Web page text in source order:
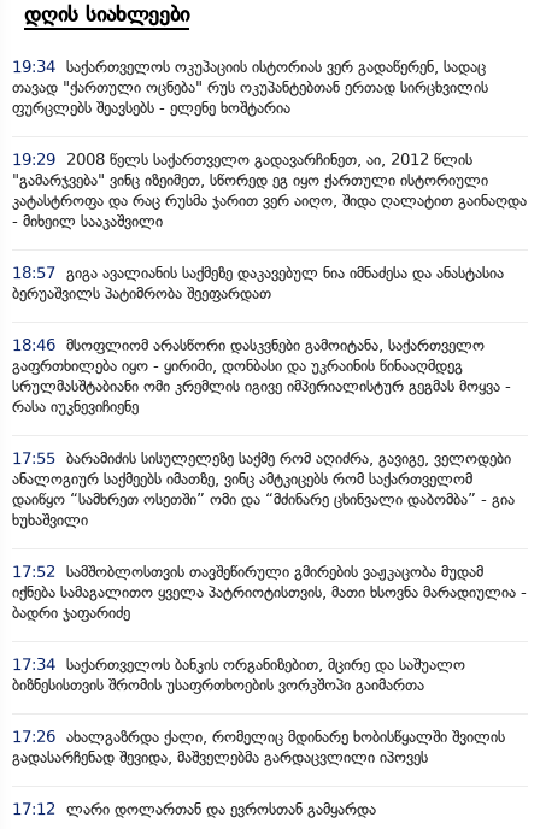
დღის სიახლეები
19:34 საქართველოს ოკუპაციის ისტორიას ვერ გადაწერენ, სადაც
თავად "ქართული ოცნება" რუს ოკუპანტებთან ერთად სირცხვილის
ფურცლებს შეავსებს - ელენე ხოშტარია
19:29
2008 წელს საქართველო გადავარჩინეთ, აი, 2012 წლის
"გამარჯვება" ვინც იზეიმეთ, სწორედ ეგ იყო ქართული ისტორიული
კატასტროფა და რაც რუსმა ჯარით ვერ აიღო, შიდა ღალატით გაინაღდა
- მიხეილ სააკაშვილი
18:57 გიგა ავალიანის საქმეზე დაკავებულ ნია იმნაძესა და ანასტასია
ბერუაშვილს პატიმრობა შეეფარდათ
18:46 მსოფლიომ არასწორი დასკვნები გამოიტანა, საქართველო
გაფრთხილება იყო - ყირიმი, დონბასი და უკრაინის წინააღმდეგ
სრულმასშტაბიანი ომი კრემლის იგივე იმპერიალისტურ გეგმას მოყვა -
რასა იუკნევიჩიენე
17:55 ბარამიძის სისულელეზე საქმე რომ აღიძრა, გავიგე, ველოდები
ანალოგიურ საქმეებს იმათზე, ვინც ამტკიცებს რომ საქართველომ
დაიწყო “სამხრეთ ოსეთში” ომი და “მძინარე ცხინვალი დაბომბა” - გია
ხუხაშვილი
17:52 სამშობლოსთვის თავშეწირული გმირების ვაჟკაცობა მუდამ
იქნება სამაგალითო ყველა პატრიოტისთვის, მათი ხსოვნა მარადიულია -
ბადრი ჯაფარიძე
17:34 საქართველოს ბანკის ორგანიზებით, მცირე და საშუალო
ბიზნესისთვის შრომის უსაფრთხოების ვორკშოპი გაიმართა
17:26 ახალგაზრდა ქალი, რომელიც მდინარე ხობისწყალში შვილის
გადასარჩენად შევიდა, მაშველებმა გარდაცვლილი იპოვეს
17:12 ლარი დოლართან და ევროსთან გამყარდა